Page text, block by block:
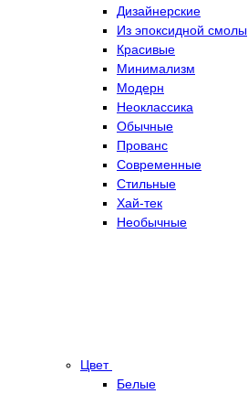
Дизайнерские
Из эпоксидной смолы
Красивые
Минимализм
Модерн
Неоклассика
Обычные
Прованс
Современные
Стильные
Хай-тек
Необычные
Цвет
Белые